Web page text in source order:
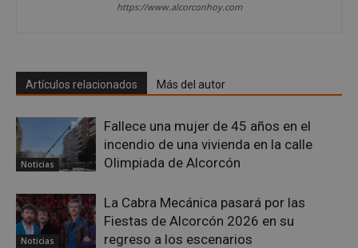
https://www.alcorconhoy.com
Artículos relacionados Más del autor
Noticias
Fallece una mujer de 45 años en el
incendio de una vivienda en la calle
Olimpiada de Alcorcón
Noticias
La Cabra Mecánica pasará por las
Fiestas de Alcorcón 2026 en su
regreso a los escenarios